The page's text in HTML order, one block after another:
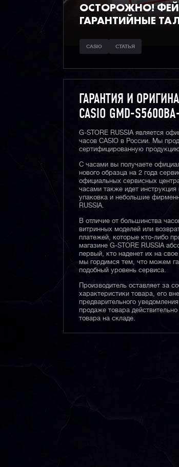
ОСТОРОЖНО!
ГАРАНТИЙНЫЕ
CASIO СТАТЬЯ
ГАРАНТИЯ И
CASIO GMD-
G-STORE RUSSIA является
часов CASIO в России. Мы
сертифицированную
С часами вы получаете
нового образца на 2 года
официальных сервисных
часами также идет
упаковка и небольшие
RUSSIA.
В отличие от большинства
витринных моделей или
платежей, которые кто-либо
магазине G-STORE RUSSIA
первый, кто наденет их на
мы гордимся тем, что можем
подобный уровень сервиса.
Производитель оставляет за
характеристики товара, его
предварительного
продаже товара
товара на складе.